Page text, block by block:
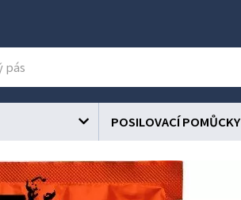
POSILOVACÍ POMŮCKY